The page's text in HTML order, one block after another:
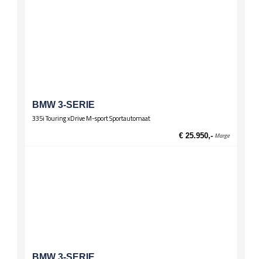
BMW 3-SERIE
335i Touring xDrive M-sport Sportautomaat
€ 25.950,- Marge
BMW 3-SERIE